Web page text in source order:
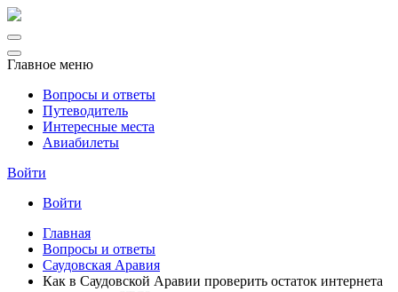
Главное меню
Вопросы и ответы
Путеводитель
Интересные места
Авиабилеты
Войти
Войти
Главная
Вопросы и ответы
Саудовская Аравия
Как в Саудовской Аравии проверить остаток интернета